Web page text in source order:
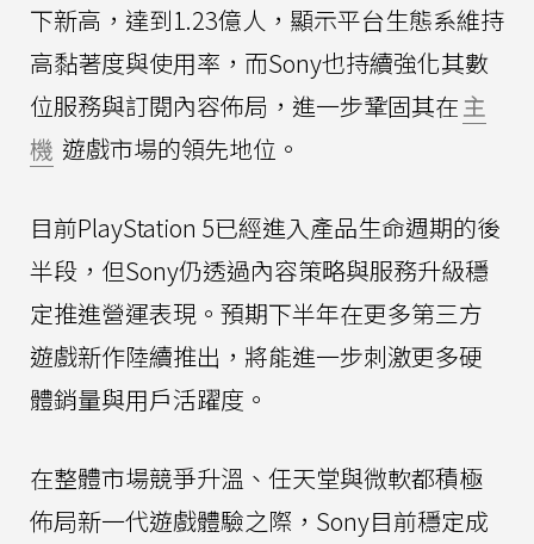
下新高，達到1.23億人，顯示平台生態系維持
高黏著度與使用率，而Sony也持續強化其數
位服務與訂閱內容佈局，進一步鞏固其在主
機 遊戲市場的領先地位。
目前PlayStation 5已經進入產品生命週期的後
半段，但Sony仍透過內容策略與服務升級穩
定推進營運表現。預期下半年在更多第三方
遊戲新作陸續推出，將能進一步刺激更多硬
體銷量與用戶活躍度。
在整體市場競爭升溫、任天堂與微軟都積極
佈局新一代遊戲體驗之際，Sony目前穩定成